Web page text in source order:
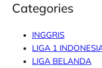
Categories
INGGRIS
LIGA 1
LIGA BELANDA